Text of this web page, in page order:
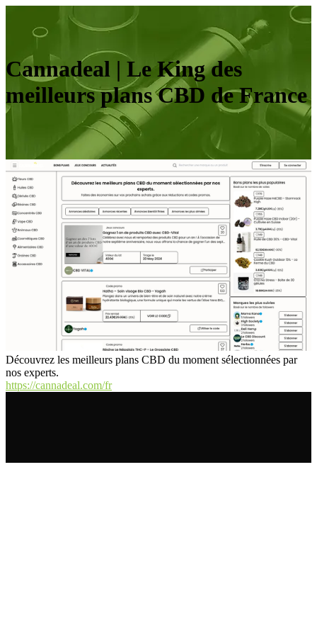
Cannadeal | Le King des
meilleurs plans CBD de France
Découvrez les meilleurs plans CBD du moment sélectionnées par
nos experts.
https://cannadeal.com/fr